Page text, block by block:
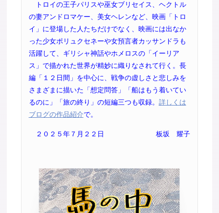
トロイの王子パリスや巫女ブリセイス、ヘクトル
の妻アンドロマケー、美女ヘレンなど、映画「トロ
イ」に登場した人たちだけでなく、映画には出なか
った少女ポリュクセネーや女預言者カッサンドラも
活躍して、ギリシャ神話やホメロスの「イーリア
ス」で描かれた世界が精妙に織りなされて行く。長
編「１２日間」を中心に、戦争の虚しさと悲しみを
さまざまに描いた「想定問答」「船はもう着いてい
るのに」「旅の終り」の短編三つも収録。 詳しくは
ブログの作品紹介で。
２０２５年７月２２日 板坂 耀子